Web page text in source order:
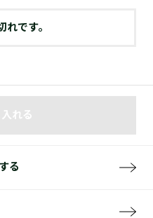
れです。
れる
る